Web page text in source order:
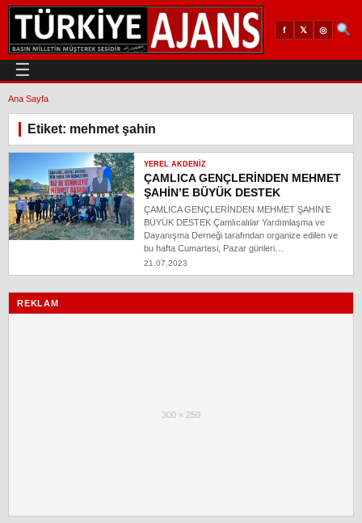
f 𝕏 ◎
☰
Ana Sayfa
Etiket: mehmet şahin
YEREL AKDENIZ
ÇAMLICA GENÇLERİNDEN MEHMET
ŞAHİN’E BÜYÜK DESTEK
ÇAMLICA GENÇLERİNDEN MEHMET ŞAHİN’E
BÜYÜK DESTEK Çamlıcalılar Yardımlaşma ve
Dayanışma Derneği tarafından organize edilen ve
bu hafta Cumartesi, Pazar günleri…
21.07.2023
REKLAM
300 × 250